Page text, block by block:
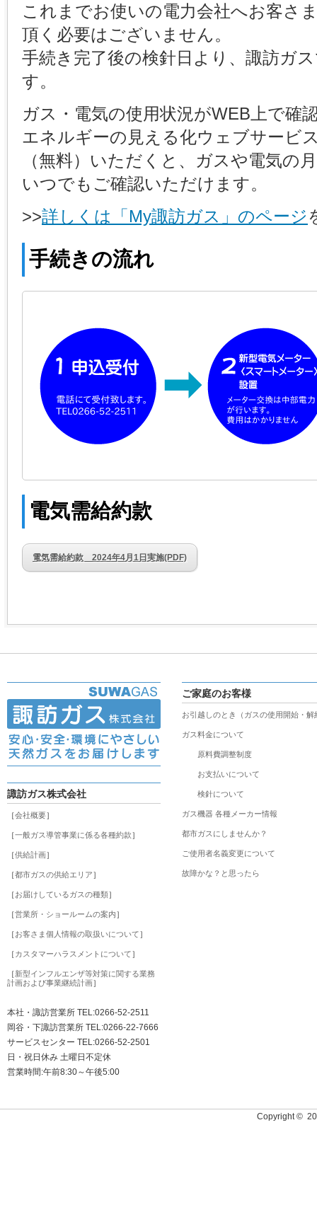
これまでお使いの電力会社へお客さ
頂く必要はございません。
手続き完了後の検針日より、諏訪ガ
す。
ガス・電気の使用状況がWEB上で確
エネルギーの見える化ウェブサービ
（無料）いただくと、ガスや電気の
いつでもご確認いただけます。
>>詳しくは「My諏訪ガス」のページ
手続きの流れ
電気需給約款
電気需給約款 2024年4月1日実施(PDF)
諏訪ガス株式会社
［会社概要］
［一般ガス導管事業に係る各種約款］
［供給計画］
［都市ガスの供給エリア］
［お届けしているガスの種類］
［営業所・ショールームの案内］
［お客さま個人情報の取扱いについて］
［カスタマーハラスメントについて］
［新型インフルエンザ等対策に関する業務
計画および事業継続計画］
本社・諏訪営業所 TEL:0266-52-2511
岡谷・下諏訪営業所 TEL:0266-22-7666
サービスセンター TEL:0266-52-2501
日・祝日休み 土曜日不定休
営業時間:午前8:30～午後5:00
ご家庭のお客様
お引越しのとき（ガスの使用開始・解
ガス料金について
原料費調整制度
お支払いについて
検針について
ガス機器 各種メーカー情報
都市ガスにしませんか？
ご使用者名義変更について
故障かな？と思ったら
Copyright ©